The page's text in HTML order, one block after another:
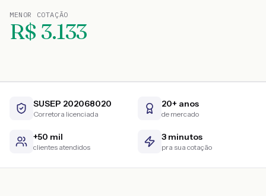
MENOR COTAÇÃO
R$ 3.133
SUSEP 202068020
Corretora licenciada
20+ anos
de mercado
+50 mil
clientes atendidos
3 minutos
pra sua cotação